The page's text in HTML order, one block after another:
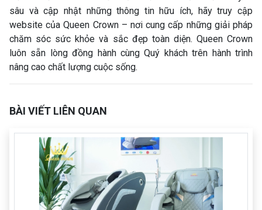
sâu và cập nhật những thông tin hữu ích, hãy truy cập
website của Queen Crown – nơi cung cấp những giải pháp
chăm sóc sức khỏe và sắc đẹp toàn diện. Queen Crown
luôn sẵn lòng đồng hành cùng Quý khách trên hành trình
nâng cao chất lượng cuộc sống.
BÀI VIẾT LIÊN QUAN